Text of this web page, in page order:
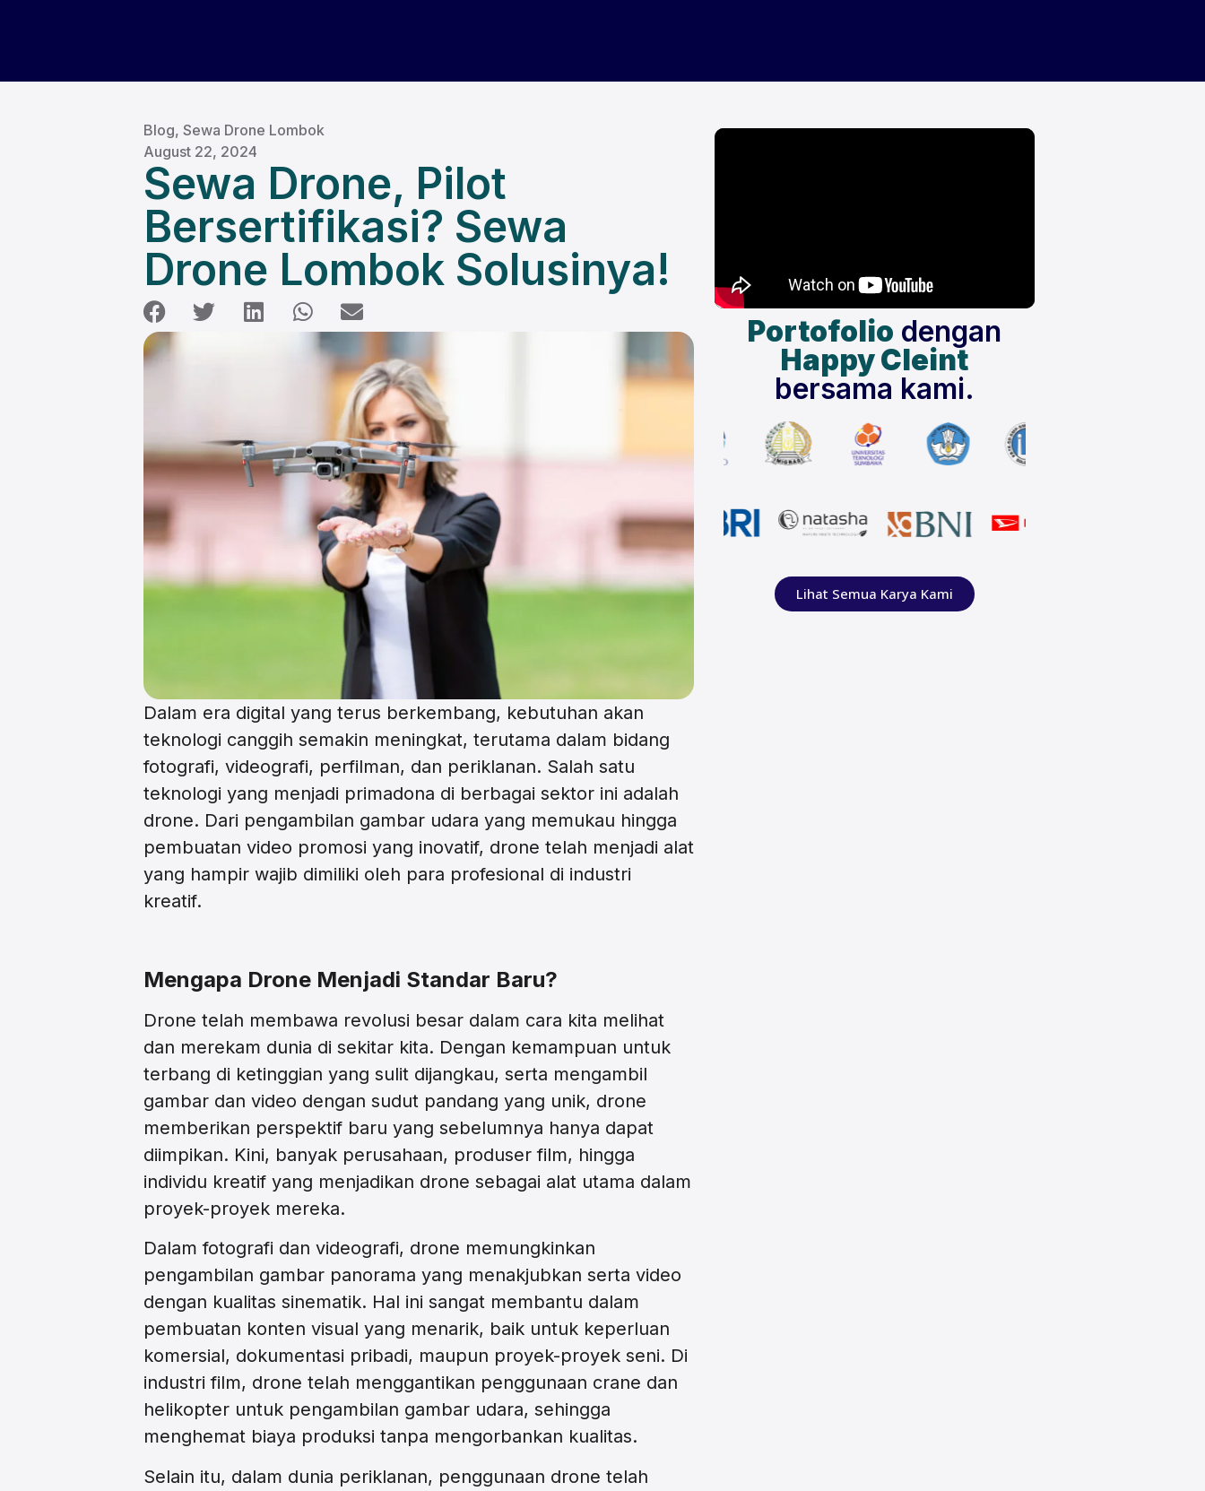
Blog, Sewa Drone Lombok
August 22, 2024
Sewa Drone, Pilot
Bersertifikasi? Sewa
Drone Lombok Solusinya!
Dalam era digital yang terus berkembang, kebutuhan akan
teknologi canggih semakin meningkat, terutama dalam bidang
fotografi, videografi, perfilman, dan periklanan. Salah satu
teknologi yang menjadi primadona di berbagai sektor ini adalah
drone. Dari pengambilan gambar udara yang memukau hingga
pembuatan video promosi yang inovatif, drone telah menjadi alat
yang hampir wajib dimiliki oleh para profesional di industri
kreatif.
Mengapa Drone Menjadi Standar Baru?
Drone telah membawa revolusi besar dalam cara kita melihat
dan merekam dunia di sekitar kita. Dengan kemampuan untuk
terbang di ketinggian yang sulit dijangkau, serta mengambil
gambar dan video dengan sudut pandang yang unik, drone
memberikan perspektif baru yang sebelumnya hanya dapat
diimpikan. Kini, banyak perusahaan, produser film, hingga
individu kreatif yang menjadikan drone sebagai alat utama dalam
proyek-proyek mereka.
Dalam fotografi dan videografi, drone memungkinkan
pengambilan gambar panorama yang menakjubkan serta video
dengan kualitas sinematik. Hal ini sangat membantu dalam
pembuatan konten visual yang menarik, baik untuk keperluan
komersial, dokumentasi pribadi, maupun proyek-proyek seni. Di
industri film, drone telah menggantikan penggunaan crane dan
helikopter untuk pengambilan gambar udara, sehingga
menghemat biaya produksi tanpa mengorbankan kualitas.
Selain itu, dalam dunia periklanan, penggunaan drone telah
Portofolio dengan
Happy Cleint
bersama kami.
Lihat Semua Karya Kami